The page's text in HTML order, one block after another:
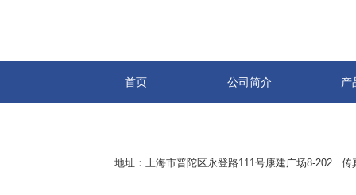
首页 公司简介 产
地址：上海市普陀区永登路111号康建广场8-202